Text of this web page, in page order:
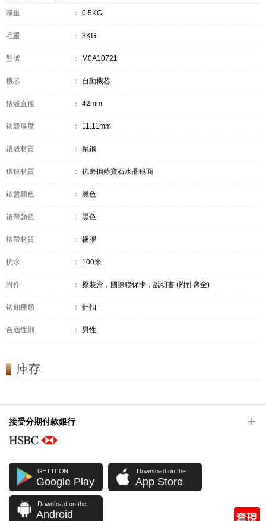
淨重 ： 0.5KG
毛重 ： 3KG
型號 ： M0A10721
機芯 ： 自動機芯
錶殼直徑 ： 42mm
錶殼厚度 ： 11.11mm
錶殼材質 ： 精鋼
錶鏡材質 ： 抗磨損藍寶石水晶鏡面
錶盤顏色 ： 黑色
錶帶顏色 ： 黑色
錶帶材質 ： 橡膠
抗水 ： 100米
附件 ： 原裝盒，國際聯保卡，說明書 (附件齊全)
錶釦種類 ： 針扣
合適性別 ： 男性
庫存
接受分期付款銀行
GET IT ON
Google Play
Download on the
App Store
Download on the
Android